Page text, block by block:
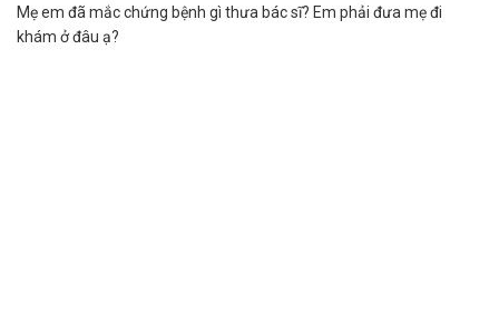
Mẹ em đã mắc chứng bệnh gì thưa bác sĩ? Em phải đưa mẹ đi
khám ở đâu ạ?